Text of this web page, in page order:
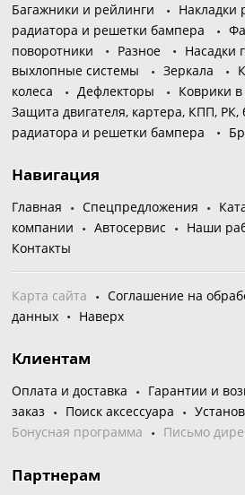
Багажники и рейлинги
Накладки
радиатора и решетки бампера
поворотники
Разное
Насадки
выхлопные системы
Зеркала
колеса
Дефлекторы
Коврики
Защита двигателя, картера, КПП, РК,
радиатора и решетки бампера
Навигация
Главная Спецпредложения
компании
Автосервис Наши
Контакты
Карта сайта
Соглашение на
данных
Наверх
Клиентам
Оплата и доставка Гарантии и
заказ
Поиск аксессуара
Бонусная программа
Письмо
Партнерам